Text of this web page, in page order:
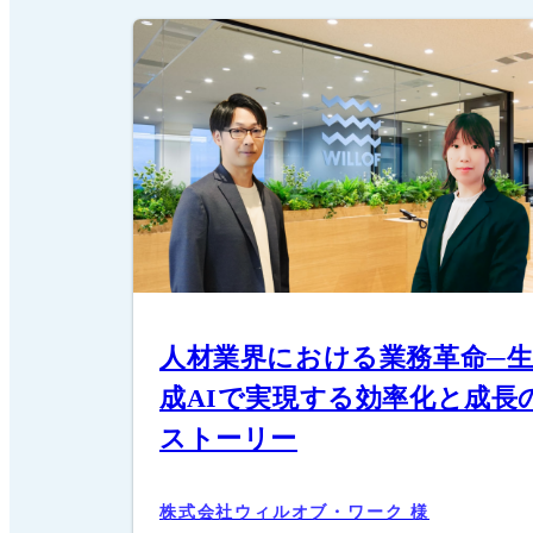
人材業界における業務革命─生
成AIで実現する効率化と成長
ストーリー
株式会社ウィルオブ・ワーク 様